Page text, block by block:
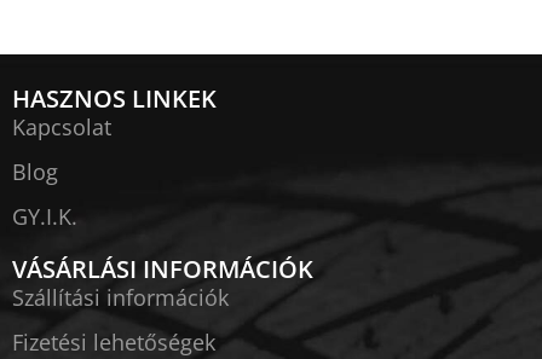
HASZNOS LINKEK
Kapcsolat
Blog
GY.I.K.
VÁSÁRLÁSI INFORMÁCIÓK
Szállítási információk
Fizetési lehetőségek